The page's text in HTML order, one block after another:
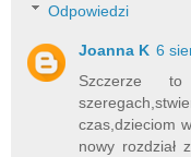
Odpowiedzi
Joanna K 6
Szczerze
czas,dzieciom
nowy rozdział